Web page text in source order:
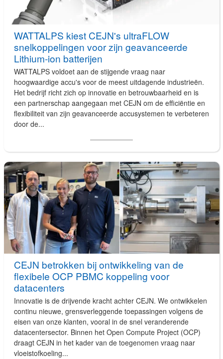
WATTALPS kiest CEJN's ultraFLOW
snelkoppelingen voor zijn geavanceerde
Lithium-ion batterijen
WATTALPS voldoet aan de stijgende vraag naar
hoogwaardige accu's voor de meest uitdagende industrieën.
Het bedrijf richt zich op innovatie en betrouwbaarheid en is
een partnerschap aangegaan met CEJN om de efficiëntie en
flexibiliteit van zijn geavanceerde accusystemen te verbeteren
door de...
CEJN betrokken bij ontwikkeling van de
flexibele OCP PBMC koppeling voor
datacenters
Innovatie is de drijvende kracht achter CEJN. We ontwikkelen
continu nieuwe, grensverleggende toepassingen volgens de
eisen van onze klanten, vooral in de snel veranderende
datacentersector. Binnen het Open Compute Project (OCP)
draagt CEJN in het kader van de toegenomen vraag naar
vloeistofkoeling...